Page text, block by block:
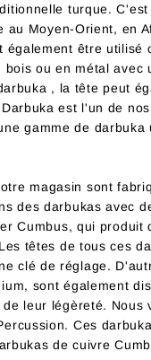
turque.
Moyen-Orient, en
être utilisé
ou en métal avec
, la tête peut
est l'un de
gamme de
magasin sont
des darbukas avec
Cumbus, qui produit
têtes de tous ces
clé de réglage.
sont également
leur légèreté. Nous
Ces
de cuivre